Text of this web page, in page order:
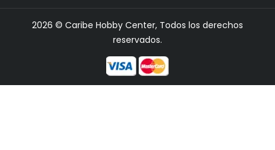
2026 © Caribe Hobby Center, Todos los derechos
reservados.